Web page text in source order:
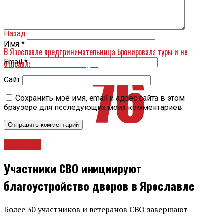
В Ярославле на проспекте Фрунзе ВАЗ обмотало об дерево
Назад
В Ярославле предпринимательница бронировала туры и не
отправляла жителей на отдых
Имя *
Email*
Сайт
Сохранить моё имя, email и адрес сайта в этом
браузере для последующих моих комментариев.
Участники СВО инициируют
благоустройство дворов в Ярославле
Более 30 участников и ветеранов СВО завершают